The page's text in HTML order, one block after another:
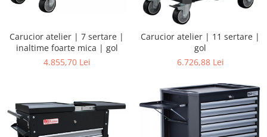
Carucior atelier | 7 sertare |
inaltime foarte mica | gol
4.855,70 Lei
Carucior atelier | 11 sertare |
gol
6.726,88 Lei